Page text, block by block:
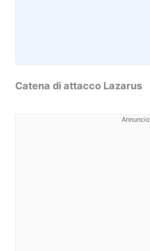
Catena di attacco Lazarus
Annuncio